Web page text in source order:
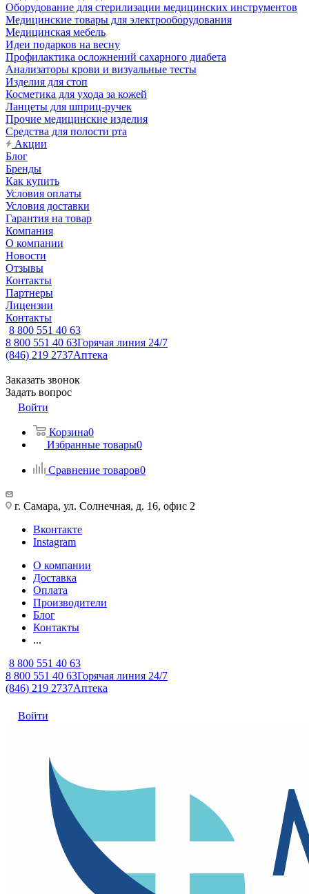
Оборудование для стерилизации медицинских инструментов
Медицинские товары для электрооборудования
Медицинская мебель
Идеи подарков на весну
Профилактика осложнений сахарного диабета
Анализаторы крови и визуальные тесты
Изделия для стоп
Косметика для ухода за кожей
Ланцеты для шприц-ручек
Прочие медицинские изделия
Средства для полости рта
Акции
Блог
Бренды
Как купить
Условия оплаты
Условия доставки
Гарантия на товар
Компания
О компании
Новости
Отзывы
Контакты
Партнеры
Лицензии
Контакты
8 800 551 40 63
8 800 551 40 63Горячая линия 24/7
(846) 219 2737Аптека
Заказать звонок
Задать вопрос
Войти
Корзина0
Избранные товары0
Сравнение товаров0
г. Самара, ул. Солнечная, д. 16, офис 2
Вконтакте
Instagram
О компании
Доставка
Оплата
Производители
Блог
Контакты
...
8 800 551 40 63
8 800 551 40 63Горячая линия 24/7
(846) 219 2737Аптека
Войти